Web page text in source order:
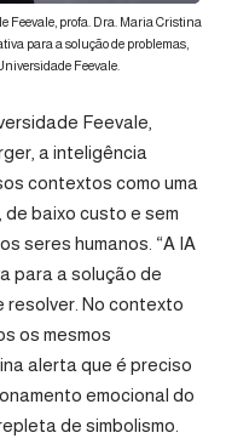
Feevale, profa. Dra. Maria Cristina
para a solução de problemas,
Feevale.
Feevale
a inteligência
contextos como uma
baixo custo e sem
seres humanos. “A IA
para a solução de
resolver. No contexto
os mesmos
alerta que é preciso
emocional do
de simbolismo.